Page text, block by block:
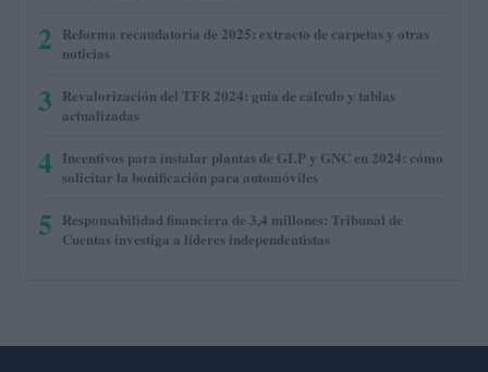
2 Reforma recaudatoria de 2025: extracto de carpetas y otras
noticias
3 Revalorización del TFR 2024: guía de cálculo y tablas
actualizadas
4 Incentivos para instalar plantas de GLP y GNC en 2024: cómo
solicitar la bonificación para automóviles
5 Responsabilidad financiera de 3,4 millones: Tribunal de
Cuentas investiga a líderes independentistas